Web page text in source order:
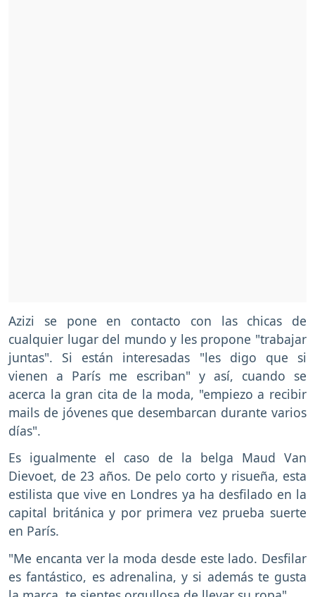
Azizi se pone en contacto con las chicas de
cualquier lugar del mundo y les propone "trabajar
juntas". Si están interesadas "les digo que si
vienen a París me escriban" y así, cuando se
acerca la gran cita de la moda, "empiezo a recibir
mails de jóvenes que desembarcan durante varios
días".
Es igualmente el caso de la belga Maud Van
Dievoet, de 23 años. De pelo corto y risueña, esta
estilista que vive en Londres ya ha desfilado en la
capital británica y por primera vez prueba suerte
en París.
"Me encanta ver la moda desde este lado. Desfilar
es fantástico, es adrenalina, y si además te gusta